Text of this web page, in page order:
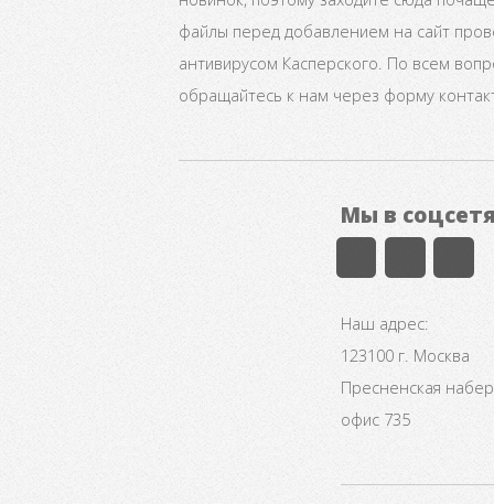
файлы перед добавлением на сайт
антивирусом Касперского. По всем
обращайтесь к нам через форму
Мы в
Наш адрес:
123100 г. Москва
Пресненская
офис 735